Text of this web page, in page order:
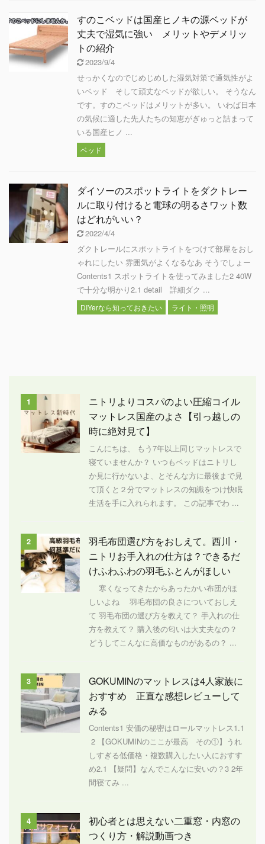
すのこベッドは国産ヒノキの源ベッドが
丈夫で湿気に強い メリットやデメリッ
トの紹介
2023/9/4
せっかくなのでじめじめした湿気対策で通気性がよ
いベッド そして頑丈なベッドが欲しい。 そうなん
です。すのこベッドはメリットが多い。 いわば日本
の気候に適した先人たちの知恵がぎゅっと詰まって
いる国産ヒノ ...
ベッド
ダイソーのスポットライトをダクトレー
ルに取り付けると電球の明るさワット数
はどれがいい？
2022/4/4
ダクトレールにスポットライトをつけて部屋をおし
ゃれにしたい 雰囲気がよくなるなあ そうでしょー
Contents1 スポットライトを使ってみました2 40W
で十分な明かり2.1 detail 詳細ダク ...
DIYerなら知っておきたい ライト・照明
1
ニトリよりコスパのよい圧縮コイル
マットレス国産のよさ【引っ越しの
時に絶対見て】
こんにちは、 もう7年以上同じマットレスで
寝ていませんか？ いつもベッドはニトリし
か見に行かないよ、とそんな方に最後まで見
て頂くと２分でマットレスの知識をつけ快眠
生活を手に入れられます。 この記事でわ ...
2
羽毛布団選び方をおしえて。西川・
ニトリお手入れの仕方は？できるだ
けふわふわの羽毛ふとんがほしい
寒くなってきたからあったかい布団がほ
しいよね 羽毛布団の良さについておしえ
て 羽毛布団の選び方を教えて？ 手入れの仕
方を教えて？ 購入後の匂いは大丈夫なの？
どうしてこんなに高価なものがあるの？ ...
3
GOKUMINのマットレスは4人家族に
おすすめ 正直な感想レビューして
みる
Contents1 安価の秘密はロールマットレス1.1
2 【GOKUMINのここが最高 その①】うれ
しすぎる低価格・複数購入したい人におすす
め2.1 【疑問】なんでこんなに安いの？3 2年
間寝てみ ...
4
初心者とは思えない二重窓・内窓の
つくり方・解説動画つき